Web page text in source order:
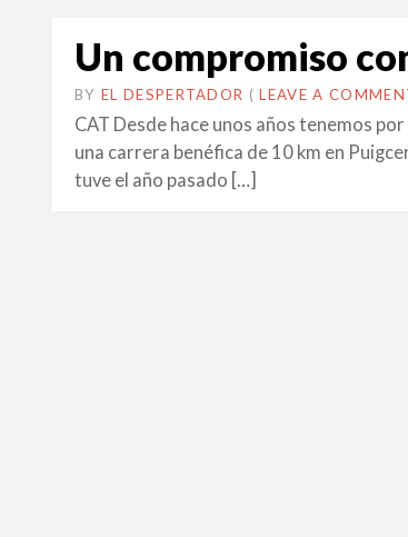
Un compromiso
BY EL DESPERTADOR ON
17
GENER
•(LEAVE A
CAT Desde hace unos años tenemos
una carrera benéfica de 10 km en
tuve el año pasado […]